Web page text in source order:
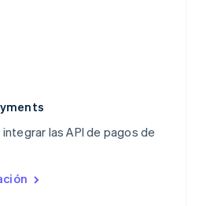
las API de pagos de